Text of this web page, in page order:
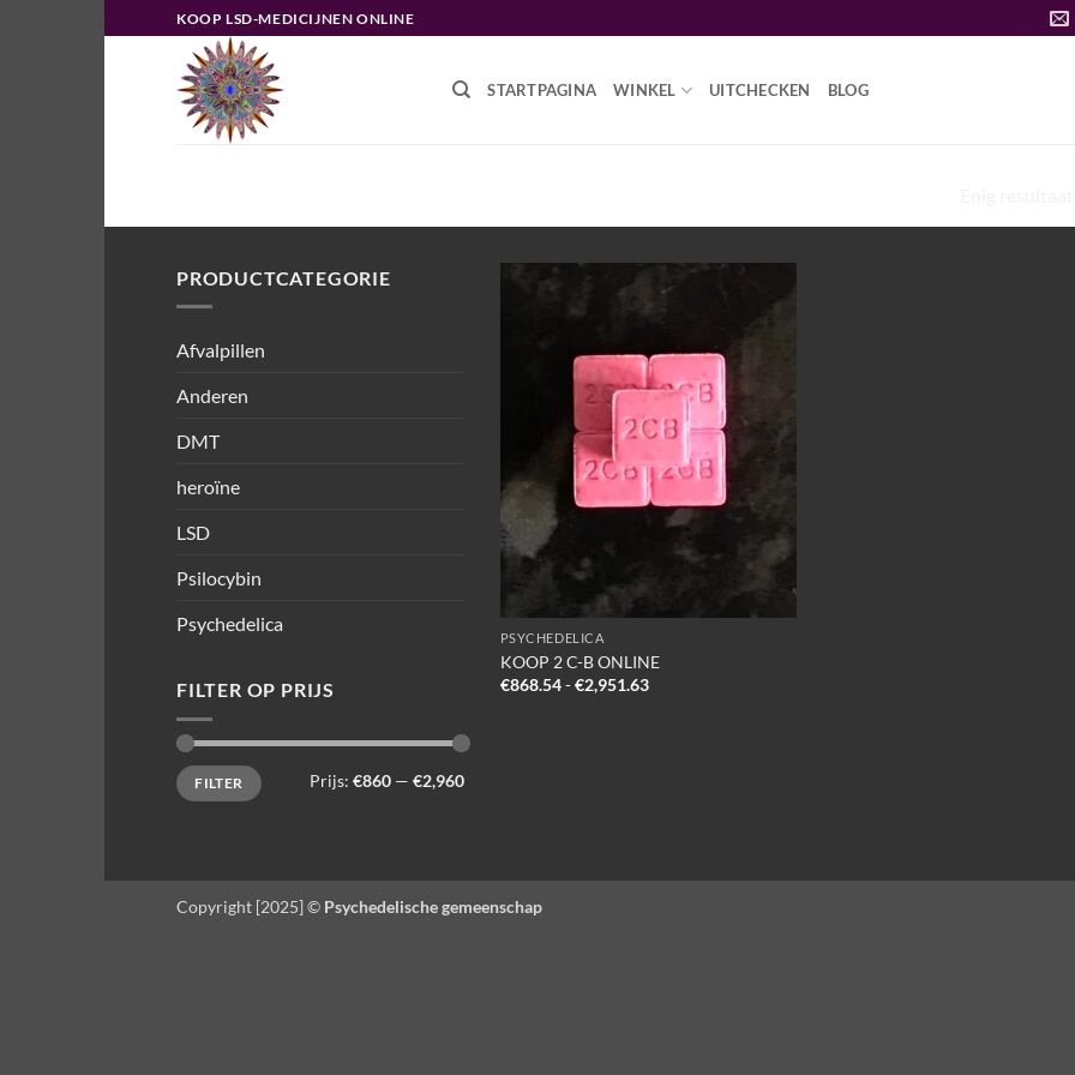
naar
KOOP LSD-MEDICIJNEN ONLINE
STARTPAGINA WINKEL UITCHECKEN BLOG
PRODUCTCATEGORIE
Afvalpillen
Anderen
DMT
heroïne
LSD
Psilocybin
Psychedelica
FILTER OP PRIJS
Min.
prijs
Max.
prijsFILTER Prijs: €860 — €2,960
PSYCHEDELICA
KOOP 2 C-B ONLINE
€868.54-€2,951.63Prijsklasse:
Copyright [2025] © Psychedelische gemeenschap